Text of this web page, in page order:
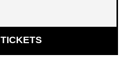
TICKETSOPENT
IN